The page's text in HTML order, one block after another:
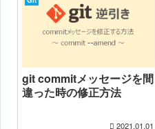
git commitメッセージを間
違った時の修正方法
2021.01.01